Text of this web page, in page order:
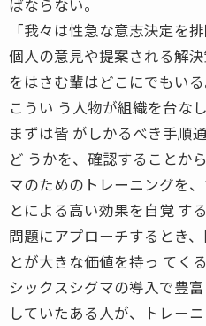
「我々は性急な意志決定を
個人の意見や提案される解
をはさむ輩はどこにでもいる
こうい う人物が組織を台な
まずは皆 がしかるべき手順
ど うかを、確認することか
マのためのトレーニングを
とによる高い効果を自覚 す
問題にアプローチするとき
とが大きな価値を持っ てくる
シックスシグマの導入で豊
していたある人が、トレー